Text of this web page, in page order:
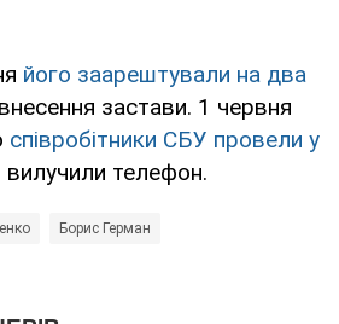
його заарештували на два
застави. 1 червня
співробітники СБУ провели у
вилучили телефон.
Борис Герман